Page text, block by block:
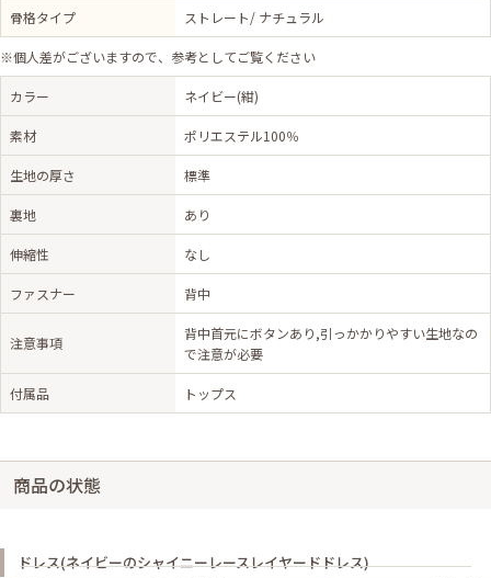
骨格タイプ ストレート/ ナチュラル
※個人差がございますので、参考としてご覧ください
カラー ネイビー(紺)
素材 ポリエステル100％
生地の厚さ 標準
裏地 あり
伸縮性 なし
ファスナー 背中
注意事項
背中首元にボタンあり,引っかかりやすい生地なの
で注意が必要
付属品 トップス
商品の状態
ドレス(ネイビーのシャイニーレースレイヤードドレス)